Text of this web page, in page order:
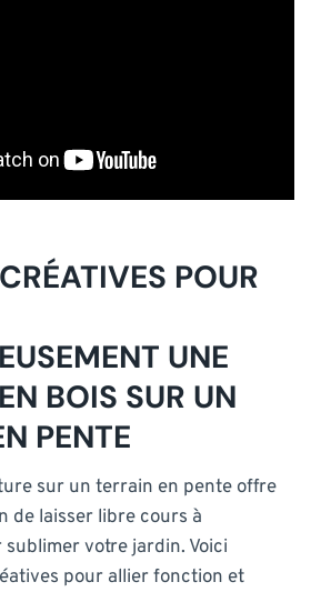
POUR
UNE
BOIS SUR UN
PENTE
sur un terrain en pente offre
de laisser libre cours à
sublimer votre jardin. Voici
pour allier fonction et